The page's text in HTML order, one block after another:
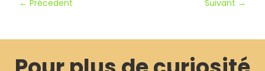
←Précedent Suivant →